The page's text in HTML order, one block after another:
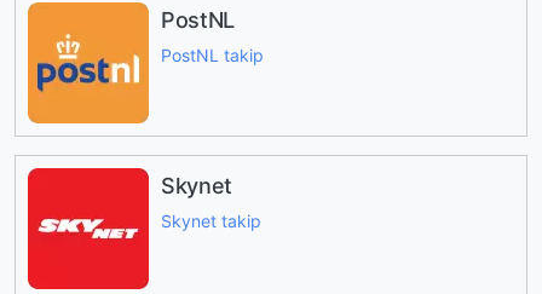
PostNL
PostNL takip
Skynet
Skynet takip